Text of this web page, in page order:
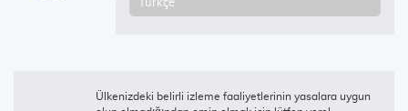
Ülkenizdeki belirli izleme faaliyetlerinin yasalara uygun